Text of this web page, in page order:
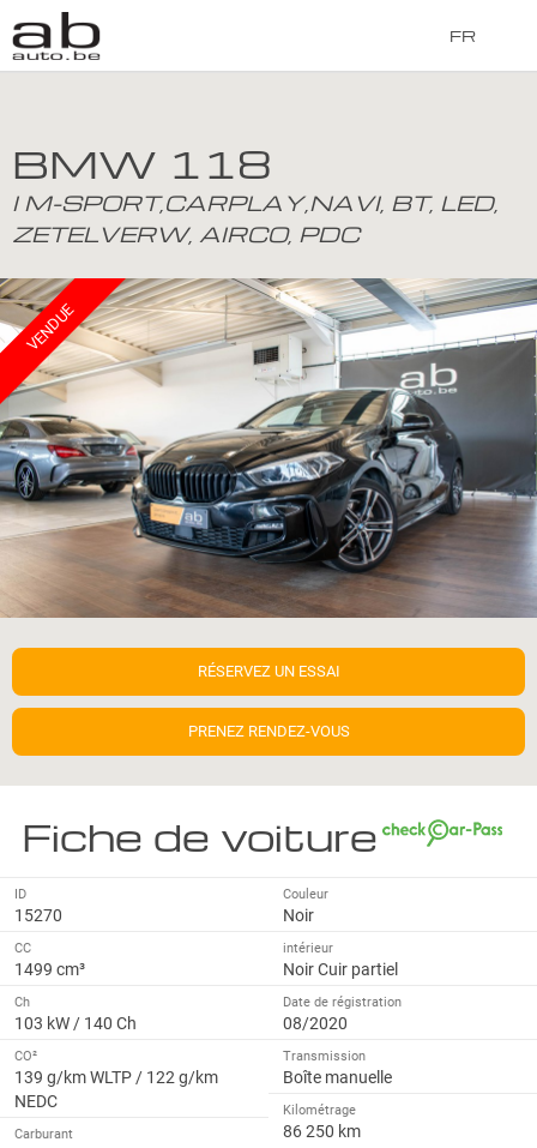
FR
BMW 118
I M-SPORT,CARPLAY,NAVI, BT, LED,
ZETELVERW, AIRCO, PDC
VENDUE
RÉSERVEZ UN ESSAI
PRENEZ RENDEZ-VOUS
Fiche de voiture
ID
15270
CC
1499 cm³
Ch
103 kW / 140 Ch
CO²
139 g/km WLTP / 122 g/km
NEDC
Carburant
Couleur
Noir
intérieur
Noir Cuir partiel
Date de régistration
08/2020
Transmission
Boîte manuelle
Kilométrage
86 250 km